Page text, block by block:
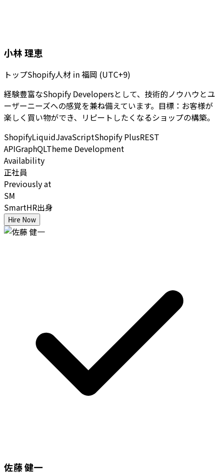
小林 理恵
トップShopify人材 in福岡 (UTC+9)
経験豊富なShopify Developersとして、技術的ノウハウとユ
ーザーニーズへの感覚を兼ね備えています。目標：お客様が
楽しく買い物ができ、リピートしたくなるショップの構築。
ShopifyLiquidJavaScriptShopify PlusREST
APIGraphQLTheme Development
Availability
正社員
Previously at
SM
SmartHR出身
Hire Now
佐藤 健一